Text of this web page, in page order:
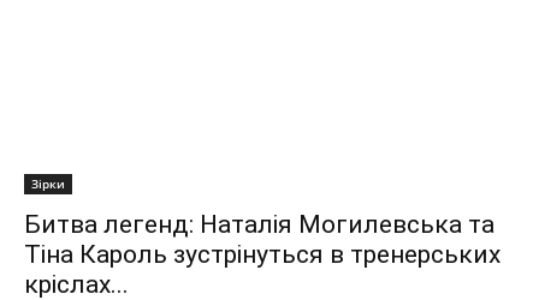
Зірки
Битва легенд: Наталія Могилевська та
Тіна Кароль зустрінуться в тренерських
кріслах...